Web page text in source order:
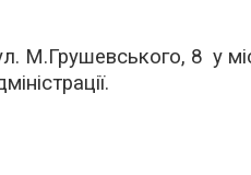
М.Грушевського, 8 у